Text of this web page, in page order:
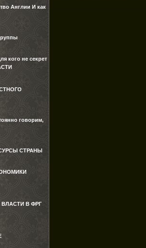
Англии И как
кого не секрет
говорим,
СТРАНЫ
ВЛАСТИ В ФРГ